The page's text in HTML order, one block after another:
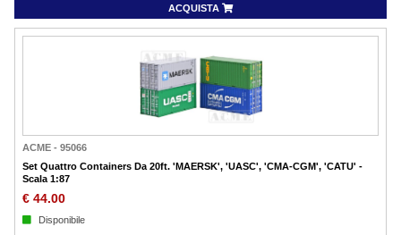
ACQUISTA
ACME - 95066
Set Quattro Containers Da 20ft. 'MAERSK', 'UASC', 'CMA-CGM', 'CATU' -
Scala 1:87
€ 44.00
Disponibile